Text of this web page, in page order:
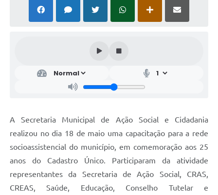
A Secretaria Municipal de Ação Social e Cidadania
realizou no dia 18 de maio uma capacitação para a rede
socioassistencial do município, em comemoração aos 25
anos do Cadastro Único. Participaram da atividade
representantes da Secretaria de Ação Social, CRAS,
CREAS, Saúde, Educação, Conselho Tutelar e